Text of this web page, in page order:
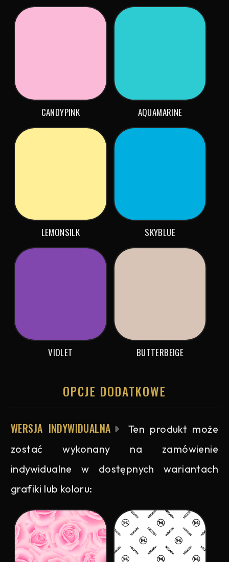
CANDYPINK AQUAMARINE
LEMONSILK SKYBLUE
VIOLET BUTTERBEIGE
OPCJE DODATKOWE
WERSJA INDYWIDUALNA
Ten produkt może
zostać wykonany na zamówienie
indywidualne w dostępnych wariantach
grafiki lub koloru: